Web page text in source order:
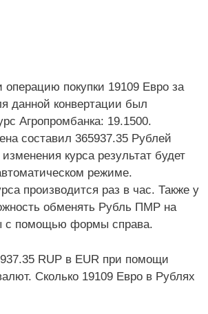
операцию покупки 19109 Евро за
данной конвертации был
Агропромбанка: 19.1500.
составил 365937.35 Рублей
курса результат будет
режиме.
производится раз в час. Также у
обменять Рубль ПМР на
с помощью формы справа.
RUP в EUR при помощи
Сколько 19109 Евро в Рублях